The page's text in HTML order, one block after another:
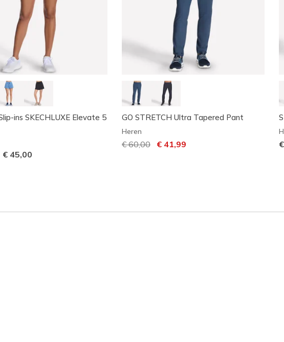
ins SKECHLUXE Elevate 5
€ 45,00
GO STRETCH Ultra Tapered Pant
Heren
Prijs verlaagd van
€ 60,00 naar
€ 41,99